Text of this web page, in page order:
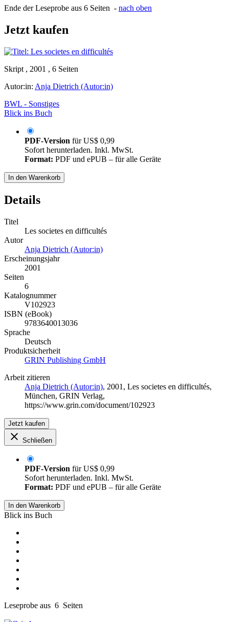
Ende der Leseprobe aus 6 Seiten - nach oben
Jetzt kaufen
Skript , 2001 , 6 Seiten
Autor:in: Anja Dietrich (Autor:in)
BWL - Sonstiges
Blick ins Buch
PDF-Version fürUS$ 0,99
Sofort herunterladen. Inkl. MwSt.
Format: PDF und ePUB – für alle Geräte
In den Warenkorb
Details
Titel
Les societes en difficultés
Autor
Anja Dietrich (Autor:in)
Erscheinungsjahr
2001
Seiten
6
Katalognummer
V102923
ISBN (eBook)
9783640013036
Sprache
Deutsch
Produktsicherheit
GRIN Publishing GmbH
Arbeit zitieren
Anja Dietrich (Autor:in), 2001, Les societes en difficultés,
München, GRIN Verlag,
https://www.grin.com/document/102923
Jetzt kaufen
Schließen
PDF-Version fürUS$ 0,99
Sofort herunterladen. Inkl. MwSt.
Format: PDF und ePUB – für alle Geräte
In den Warenkorb
Blick ins Buch
Leseprobe aus 6 Seiten